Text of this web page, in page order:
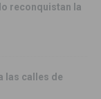
reconquistan la
las calles de